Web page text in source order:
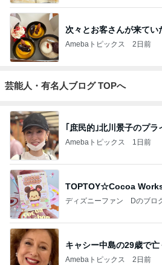
次々とお客さんが来てい
Amebaトピックス 2日前
芸能人・有名人ブログ TOPへ
｢庶民的｣北川景子のプ
Amebaトピックス 1日前
TOPTOY☆Cocoa
ディズニーファン Dのブロ
キャシー中島の29歳で
Amebaトピックス 2日前